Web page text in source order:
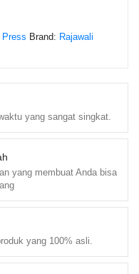
yang sangat singkat.
yang membuat Anda bisa
yang 100% asli.
Press Brand: Rajawali